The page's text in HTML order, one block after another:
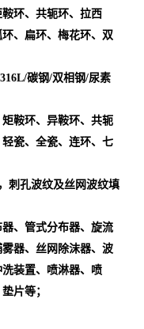
环、共轭环、拉西
、扁环、梅花环、双
碳钢/双相钢/尿素
鞍环、异鞍环、共轭
瓷、全瓷、连环、七
刺孔波纹及丝网波纹填
、管式分布器、旋流
器、丝网除沫器、波
装置、喷淋器、喷
片等；